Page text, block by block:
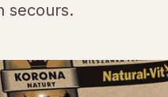
secours.